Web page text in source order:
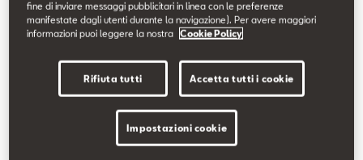
fine di inviare messaggi pubblicitari in linea con le preferenze
manifestate dagli utenti durante la navigazione). Per avere maggiori
informazioni puoi leggere la nostra
Cookie Policy
Rifiuta tutti Accetta tutti i cookie
Impostazioni cookie